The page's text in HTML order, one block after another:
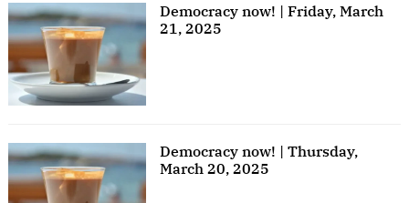
Democracy now! | Friday, March
21, 2025
Democracy now! | Thursday,
March 20, 2025